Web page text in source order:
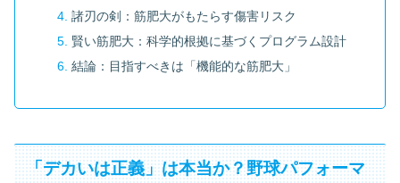
諸刃の剣：筋肥大がもたらす傷害リスク
賢い筋肥大：科学的根拠に基づくプログラム設計
結論：目指すべきは「機能的な筋肥大」
「デカいは正義」は本当か？野球パフォーマ